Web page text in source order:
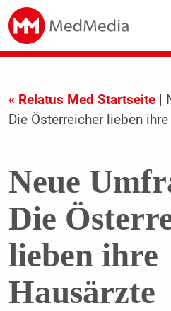
« Relatus Med Startseite|
Die Österreicher lieben
Neue
Die
lieben ihre
Hausärzte